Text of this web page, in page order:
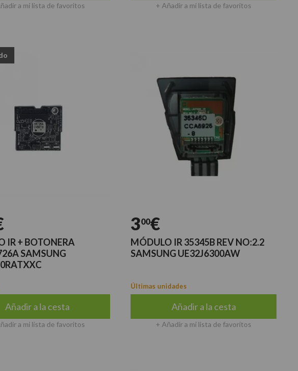
a mi lista de favoritos + Añadir a mi lista de favoritos
IR + BOTONERA
SAMSUNG
Añadir a la cesta
a mi lista de favoritos
300€
MÓDULO IR 35345B REV NO:2.2
SAMSUNG UE32J6300AW
Últimas unidades
Añadir a la cesta
+ Añadir a mi lista de favoritos